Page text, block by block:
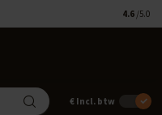
4.6 /5.0
€ Incl. btw